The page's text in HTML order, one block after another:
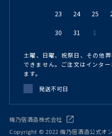
23 24 25
30 31 1
土曜、日曜、祝祭日、その他
できません。ご注文はインタ
ます。
発送不可日
梅乃宿酒造株式会社
Copyright © 2022 梅乃宿酒造公式オ